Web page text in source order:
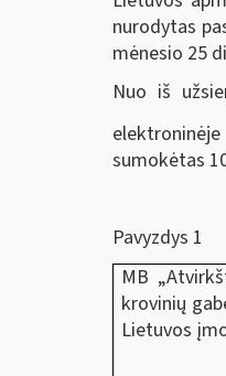
nurodytas
mėnesio 25
Nuo iš
sumokėtas
Pavyzdys 1
MB
krovinių
Lietuvos